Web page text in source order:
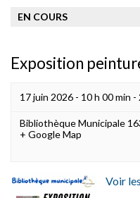
EN COURS
Exposition
17 juin 2026 - 10 h 00 min -
Bibliothèque Municipale
+ Google Map
Voir